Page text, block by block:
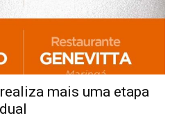
mais uma etapa